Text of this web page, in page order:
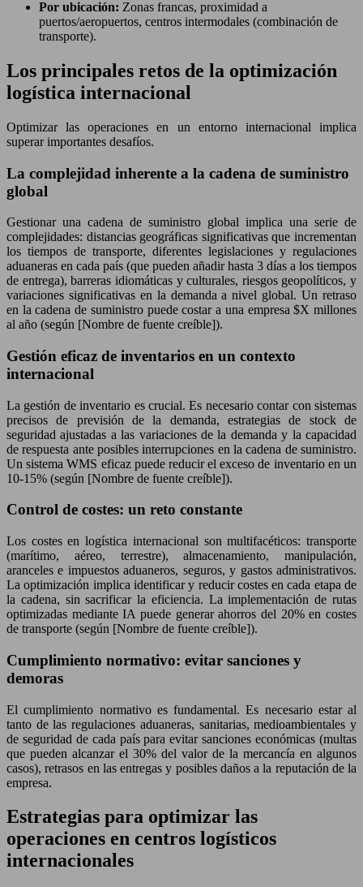
Por ubicación: Zonas francas, proximidad a
puertos/aeropuertos, centros intermodales (combinación de
transporte).
Los principales retos de la optimización
logística internacional
Optimizar las operaciones en un entorno internacional implica
superar importantes desafíos.
La complejidad inherente a la cadena de suministro
global
Gestionar una cadena de suministro global implica una serie de
complejidades: distancias geográficas significativas que incrementan
los tiempos de transporte, diferentes legislaciones y regulaciones
aduaneras en cada país (que pueden añadir hasta 3 días a los tiempos
de entrega), barreras idiomáticas y culturales, riesgos geopolíticos, y
variaciones significativas en la demanda a nivel global. Un retraso
en la cadena de suministro puede costar a una empresa $X millones
al año (según [Nombre de fuente creíble]).
Gestión eficaz de inventarios en un contexto
internacional
La gestión de inventario es crucial. Es necesario contar con sistemas
precisos de previsión de la demanda, estrategias de stock de
seguridad ajustadas a las variaciones de la demanda y la capacidad
de respuesta ante posibles interrupciones en la cadena de suministro.
Un sistema WMS eficaz puede reducir el exceso de inventario en un
10-15% (según [Nombre de fuente creíble]).
Control de costes: un reto constante
Los costes en logística internacional son multifacéticos: transporte
(marítimo, aéreo, terrestre), almacenamiento, manipulación,
aranceles e impuestos aduaneros, seguros, y gastos administrativos.
La optimización implica identificar y reducir costes en cada etapa de
la cadena, sin sacrificar la eficiencia. La implementación de rutas
optimizadas mediante IA puede generar ahorros del 20% en costes
de transporte (según [Nombre de fuente creíble]).
Cumplimiento normativo: evitar sanciones y
demoras
El cumplimiento normativo es fundamental. Es necesario estar al
tanto de las regulaciones aduaneras, sanitarias, medioambientales y
de seguridad de cada país para evitar sanciones económicas (multas
que pueden alcanzar el 30% del valor de la mercancía en algunos
casos), retrasos en las entregas y posibles daños a la reputación de la
empresa.
Estrategias para optimizar las
operaciones en centros logísticos
internacionales